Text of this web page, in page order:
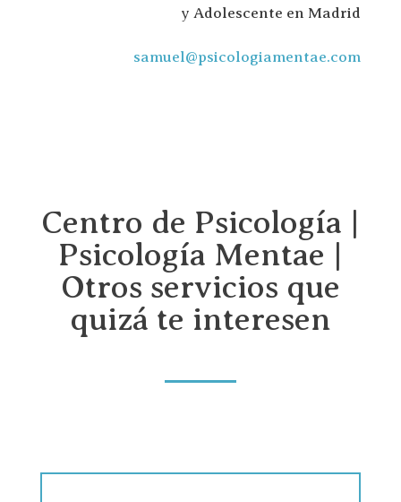
y Adolescente en Madrid
samuel@psicologiamentae.com
Centro de Psicología |
Psicología Mentae |
Otros servicios que
quizá te interesen